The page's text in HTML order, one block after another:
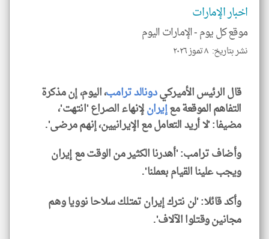
اخبار الإمارات
موقع كل يوم -الإمارات اليوم
نشر بتاريخ: ٨ تموز ٢٠٢٦
قال الرئيس الأميركيدونالد ترامب، اليوم، إن مذكرة
التفاهم ‌الموقعة مع ‌إيرانلإنهاء الصراع 'انتهت'،
‌مضيفا: 'لا أريد التعامل مع الإيرانيين، إنهم مرضى'.
وأضاف ترامب: 'أهدرنا الكثير من الوقت مع إيران
ويجب علينا القيام بعملنا'.
وأكد قائلا: 'لن نترك إيران تمتلك سلاحا نوويا وهم
مجانين وقتلوا الآلاف'.
klyoum.com